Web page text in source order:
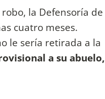
la Defensoría de
cuatro meses.
le sería retirada a la
a su abuelo,